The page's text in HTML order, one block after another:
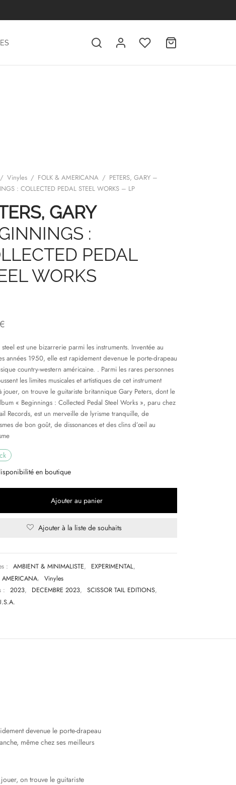
/ Vinyles / FOLK & AMERICANA / PETERS, GARY –
: COLLECTED PEDAL STEEL WORKS – LP
GARY
:
PEDAL
WORKS
€
steel est une bizarrerie parmi les instruments. Inventée au
années 1950, elle est rapidement devenue le porte-drapeau
country-western américaine. . Parmi les rares personnes
les limites musicales et artistiques de cet instrument
jouer, on trouve le guitariste britannique Gary Peters, dont le
« Beginnings : Collected Pedal Steel Works », paru chez
Records, est un merveille de lyrisme tranquille, de
de bon goût, de dissonances et des clins d’œil au
en boutique
Ajouter au panier
Ajouter à la liste de souhaits
: AMBIENT & MINIMALISTE, EXPERIMENTAL,
AMERICANA,
Vinyles
:
2023, DECEMBRE 2023, SCISSOR TAIL EDITIONS,
devenue le porte-drapeau
même chez ses meilleurs
on trouve le guitariste